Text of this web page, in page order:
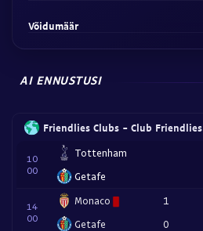
Võidumäär
AI ENNUSTUSI
Friendlies Clubs - Club Friendlies
10
00
Tottenham
Getafe
14
00
Monaco
Getafe
1
0